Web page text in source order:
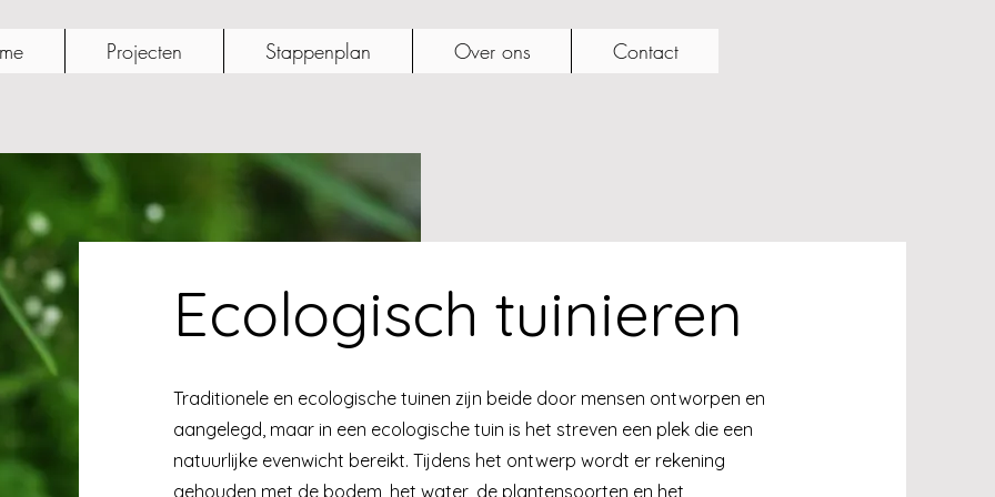
Projecten Stappenplan Over ons Contact
Ecologisch tuinieren
Traditionele en ecologische tuinen zijn beide door mensen ontworpen en
aangelegd, maar in een ecologische tuin is het streven een plek die een
natuurlijke evenwicht bereikt. Tijdens het ontwerp wordt er rekening
gehouden met de bodem, het water, de plantensoorten en het